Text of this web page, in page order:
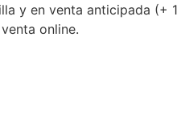
y en venta anticipada (+
online.